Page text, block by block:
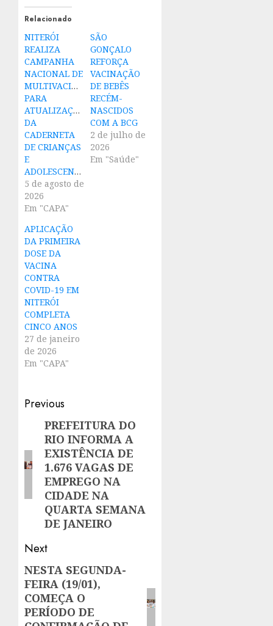
Relacionado
NITERÓI
REALIZA
CAMPANHA
NACIONAL DE
MULTIVACINAÇÃO
PARA
ATUALIZAÇÃO
DA
CADERNETA
DE CRIANÇAS
E
ADOLESCENTES
5 de agosto de
2026
Em "CAPA"
SÃO
GONÇALO
REFORÇA
VACINAÇÃO
DE BEBÊS
RECÉM-
NASCIDOS
COM A BCG
2 de julho de
2026
Em "Saúde"
APLICAÇÃO
DA PRIMEIRA
DOSE DA
VACINA
CONTRA
COVID-19 EM
NITERÓI
COMPLETA
CINCO ANOS
27 de janeiro
de 2026
Em "CAPA"
Post
navigation
Previous
Previous
post:
PREFEITURA DO
RIO INFORMA A
EXISTÊNCIA DE
1.676 VAGAS DE
EMPREGO NA
CIDADE NA
QUARTA SEMANA
DE JANEIRO
Next
Next
post:
NESTA SEGUNDA-
FEIRA (19/01),
COMEÇA O
PERÍODO DE